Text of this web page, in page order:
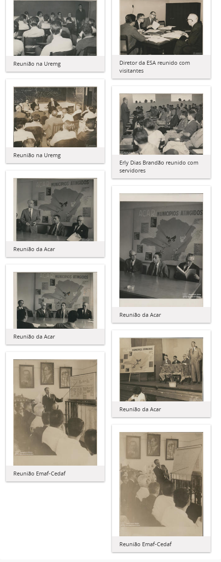
Diretor da ESA reunido com
visitantes
Reunião na Uremg
Reunião na Uremg
Erly Dias Brandão reunido com
servidores
Reunião da Acar
Reunião da Acar
Reunião da Acar
Reunião da Acar
Reunião Emaf-Cedaf
Reunião Emaf-Cedaf